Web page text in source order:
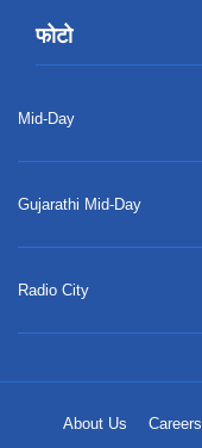
फोटो
Mid-Day
Gujarathi Mid-Day
Radio City
About Us Careers